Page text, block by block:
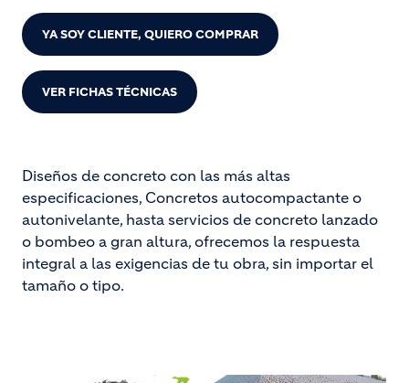
YA SOY CLIENTE, QUIERO COMPRAR
VER FICHAS TÉCNICAS
Diseños de concreto con las más altas
especificaciones, Concretos autocompactante o
autonivelante, hasta servicios de concreto lanzado
o bombeo a gran altura, ofrecemos la respuesta
integral a las exigencias de tu obra, sin importar el
tamaño o tipo.